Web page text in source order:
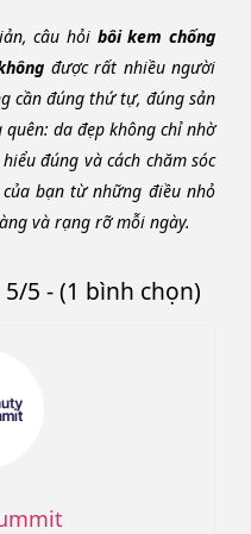
câu hỏi bôi kem chống
được rất nhiều người
cần đúng thứ tự, đúng sản
da đẹp không chỉ nhờ
đúng và cách chăm sóc
bạn từ những điều nhỏ
và rạng rỡ mỗi ngày.
5/5 - (1 bình chọn)